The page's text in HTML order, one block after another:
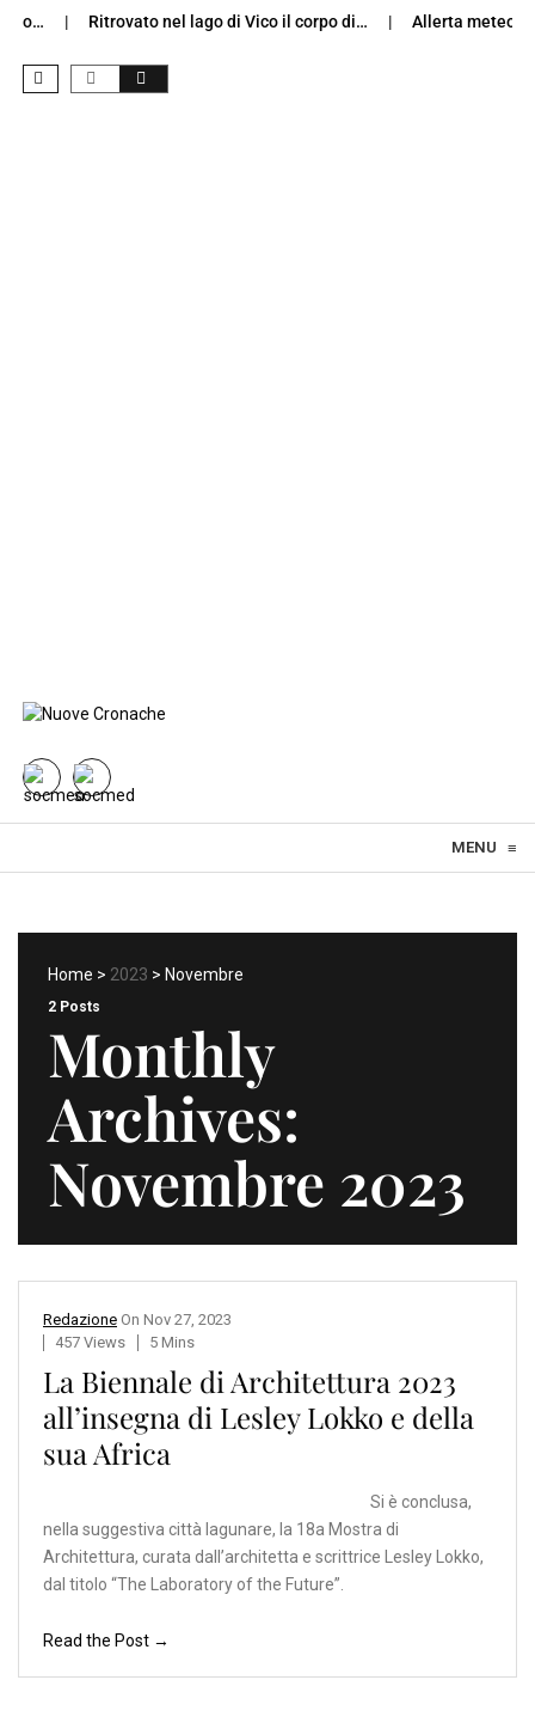
Ritrovato nel lago di Vico il corpo di… Allerta meteo
MENU ≡
Home > 2023 > Novembre
2 Posts
Monthly
Archives:
Novembre 2023
Redazione On Nov 27, 2023
457 Views
5 Mins
La Biennale di Architettura 2023
all’insegna di Lesley Lokko e della
sua Africa
Si è conclusa,
nella suggestiva città lagunare, la 18a Mostra di
Architettura, curata dall’architetta e scrittrice Lesley Lokko,
dal titolo “The Laboratory of the Future”.
Read the Post →